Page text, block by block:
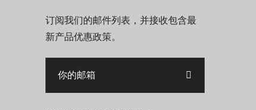
订阅我们的邮件列表，并接收包含最
新产品优惠政策。